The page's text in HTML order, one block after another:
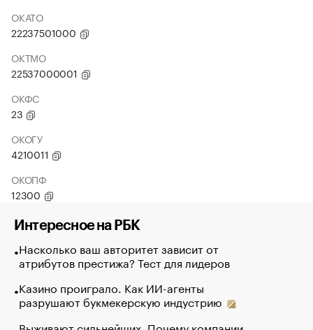
ОКАТО
22237501000
ОКТМО
22537000001
ОКФС
23
ОКОГУ
4210011
ОКОПФ
12300
Интересное на РБК
Насколько ваш авторитет зависит от
атрибутов престижа? Тест для лидеров
Казино проиграло. Как ИИ-агенты
разрушают букмекерскую индустрию